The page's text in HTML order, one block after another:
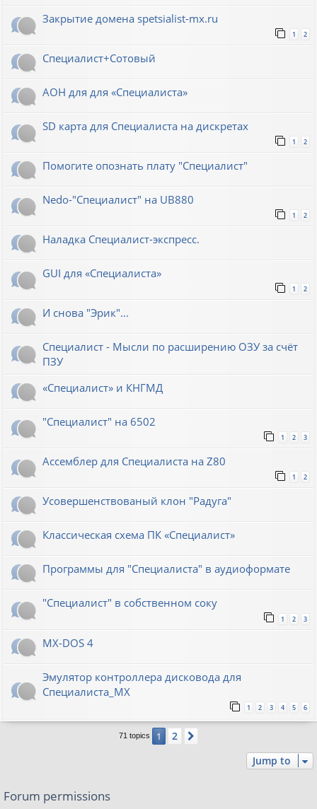
Закрытие домена spetsialist-mx.ru
1 2
Специалист+Сотовый
АОН для для «Специалиста»
SD карта для Cпециалиста на дискретах
1 2
Помогите опознать плату "Специалист"
Nedo-"Специалист" на UB880
1 2
Наладка Специалист-экспресс.
GUI для «Специалиста»
1 2
И снова "Эрик"...
Специалист - Мысли по расширению ОЗУ за счёт
ПЗУ
«Специалист» и КНГМД
"Специалист" на 6502
1 2 3
Ассемблер для Специалиста на Z80
1 2
Усовершенствованый клон "Радуга"
Классическая схема ПК «Специалист»
Программы для "Специалиста" в аудиоформате
"Специалист" в собственном соку
1 2 3
MX-DOS 4
Эмулятор контроллера дисковода для
Специалиста_МХ
1 2 3 4 5 6
71 topics 1 2
Jump to
Forum permissions